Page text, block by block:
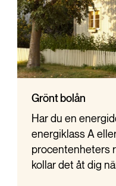
Grönt bolån
Har du en
energiklass A
procentenheters
kollar det åt dig